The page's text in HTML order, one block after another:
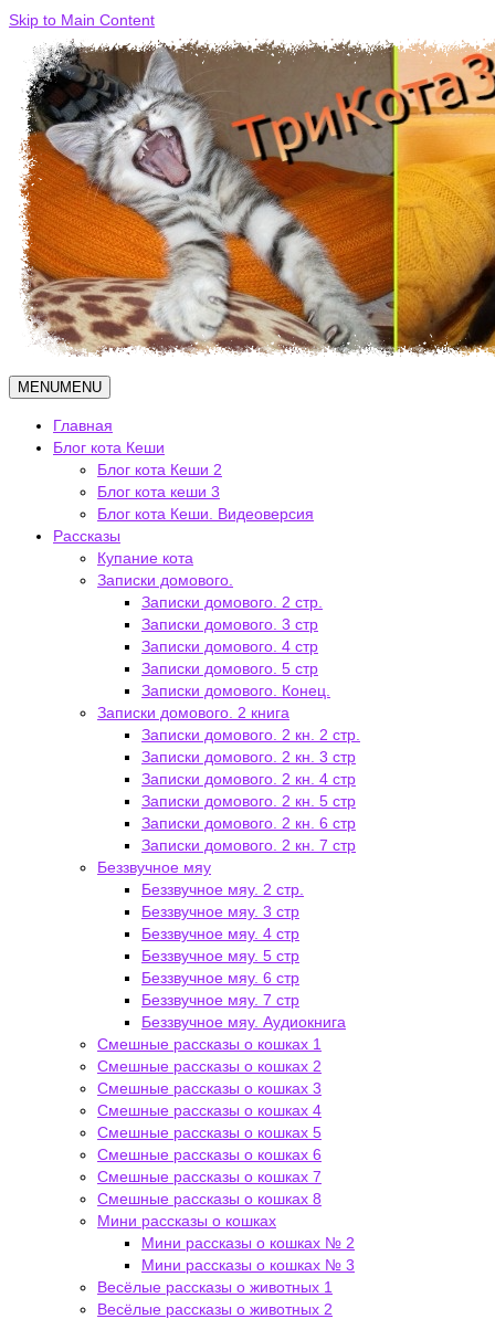
Skip to Main Content
MENUMENU
Главная
Блог кота Кеши
Блог кота Кеши 2
Блог кота кеши 3
Блог кота Кеши. Видеоверсия
Рассказы
Купание кота
Записки домового.
Записки домового. 2 стр.
Записки домового. 3 стр
Записки домового. 4 стр
Записки домового. 5 стр
Записки домового. Конец.
Записки домового. 2 книга
Записки домового. 2 кн. 2 стр.
Записки домового. 2 кн. 3 стр
Записки домового. 2 кн. 4 стр
Записки домового. 2 кн. 5 стр
Записки домового. 2 кн. 6 стр
Записки домового. 2 кн. 7 стр
Беззвучное мяу
Беззвучное мяу. 2 стр.
Беззвучное мяу. 3 стр
Беззвучное мяу. 4 стр
Беззвучное мяу. 5 стр
Беззвучное мяу. 6 стр
Беззвучное мяу. 7 стр
Беззвучное мяу. Аудиокнига
Смешные рассказы о кошках 1
Смешные рассказы о кошках 2
Смешные рассказы о кошках 3
Смешные рассказы о кошках 4
Смешные рассказы о кошках 5
Смешные рассказы о кошках 6
Смешные рассказы о кошках 7
Смешные рассказы о кошках 8
Мини рассказы о кошках
Мини рассказы о кошках № 2
Мини рассказы о кошках № 3
Весёлые рассказы о животных 1
Весёлые рассказы о животных 2